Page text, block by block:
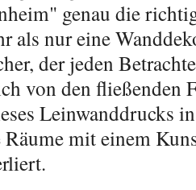
genau die
als nur eine
der jeden
von den fließenden
Leinwanddrucks
mit einem